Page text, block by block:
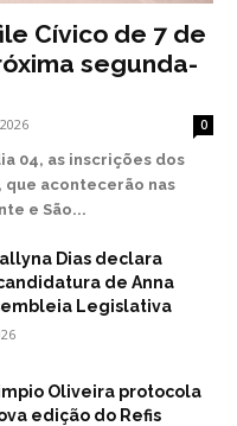
Cívico de 7 de
segunda-
0
04, as inscrições dos
que acontecerão nas
e São...
Dias declara
de Anna
Legislativa
Oliveira protocola
edição do Refis